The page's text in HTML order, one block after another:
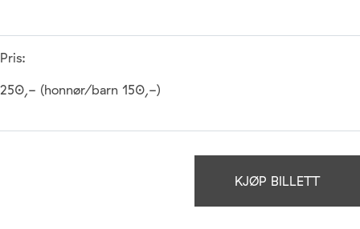
Pris:
250,- (honnør/barn 150,-)
KJØP BILLETT